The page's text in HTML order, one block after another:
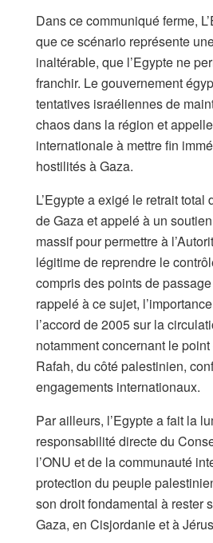
Dans ce communiqué ferme,
que ce scénario représente
inaltérable, que l’Egypte ne
franchir. Le gouvernement
tentatives israéliennes de
chaos dans la région et
internationale à mettre fin
hostilités à Gaza.
L’Egypte a exigé le retrait total
de Gaza et appelé à un
massif pour permettre à
légitime de reprendre le
compris des points de
rappelé à ce sujet,
l’accord de 2005 sur la
notamment concernant le
Rafah, du côté palestinien,
engagements internationaux.
Par ailleurs, l’Egypte a fait la
responsabilité directe du
l’ONU et de la communauté
protection du peuple
son droit fondamental à rester
Gaza, en Cisjordanie et à